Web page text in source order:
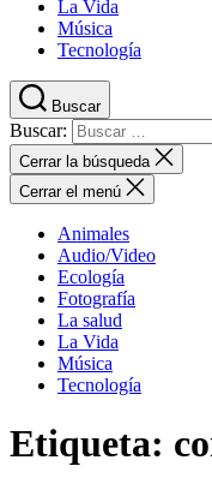
La Vida
Música
Tecnología
Buscar
Buscar:
Cerrar la búsqueda
Cerrar el menú
Animales
Audio/Video
Ecología
Fotografía
La salud
La Vida
Música
Tecnología
Etiqueta: